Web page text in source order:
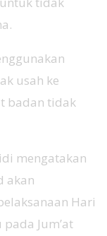
usah ke
badan tidak
mengatakan
akan
Hari
Jum’at